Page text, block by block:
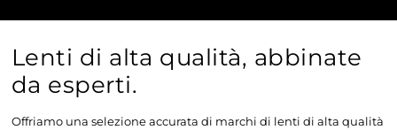
Lenti di alta qualità, abbinate
da esperti.
Offriamo una selezione accurata di marchi di lenti di alta qualità